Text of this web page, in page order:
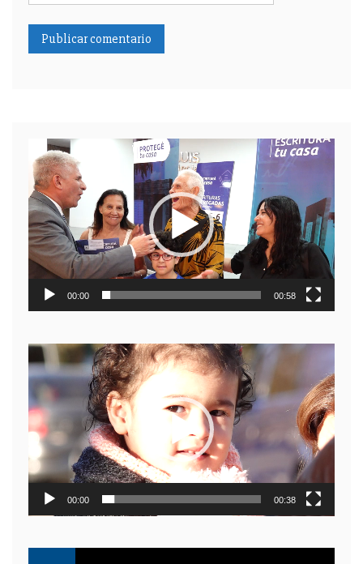
Reproductor
de
video
00:00 00:58
Reproductor
de
video
00:00 00:38